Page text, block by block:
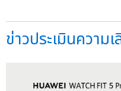
ข่าวประเมินความ